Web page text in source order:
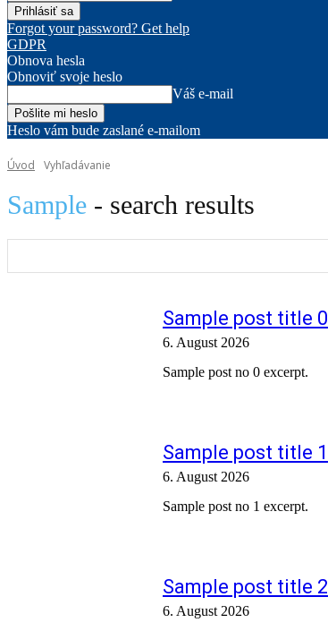
Forgot your password? Get help
GDPR
Obnova hesla
Obnoviť svoje heslo
Váš e-mail
Heslo vám bude zaslané e-mailom
Úvod Vyhľadávanie
Sample - search results
Sample post title 0
6. August 2026
Sample post no 0 excerpt.
Sample post title 1
6. August 2026
Sample post no 1 excerpt.
Sample post title 2
6. August 2026